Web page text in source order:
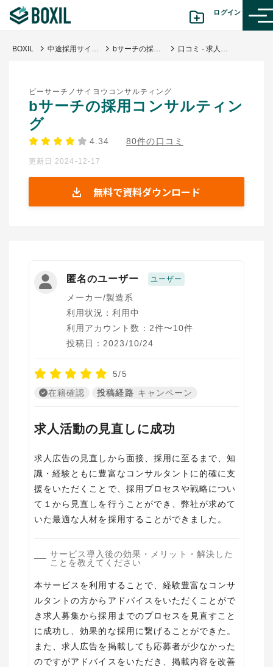
ログイン
診断から探す(β版)
記事から探す
BOXILの使い方ガイド
BOXIL 中途採用サイト(掲載型) bサーチの採用コンサルティング 口コミ - 求人活動の見直しに成功
ビーサーチノサイヨウコンサルティング
bサーチの採用コンサルティン
グ
4.34 80件の口コミ
更新日 2024-12-17
無料で資料ダウンロード
匿名のユーザー ユーザー
メーカー/製造系
利用状況：利用中
利用アカウント数：2件〜10件
投稿日：2023/10/24
5/5
在籍確認
投稿経路 キャンペーン
求人活動の見直しに成功
求人広告の見直しから面接、採用に至るまで、知
識・経験ともに豊富なコンサルタントに的確に支
援をいただくことで、採用プロセスや戦略につい
て１から見直しを行うことができ、弊社が求めて
いた最適な人材を採用することができました。
サービス導入後の効果・メリット・解決した
ことを教えてください
本サービスを利用することで、経験豊富なコンサ
ルタントの方からアドバイスをいただくことがで
き求人募集から採用までのプロセスを見直すこと
に成功し、効果的な採用に繋げることができた。
また、求人広告を掲載しても応募者が少なかった
のですがアドバイスをいただき、掲載内容を改善